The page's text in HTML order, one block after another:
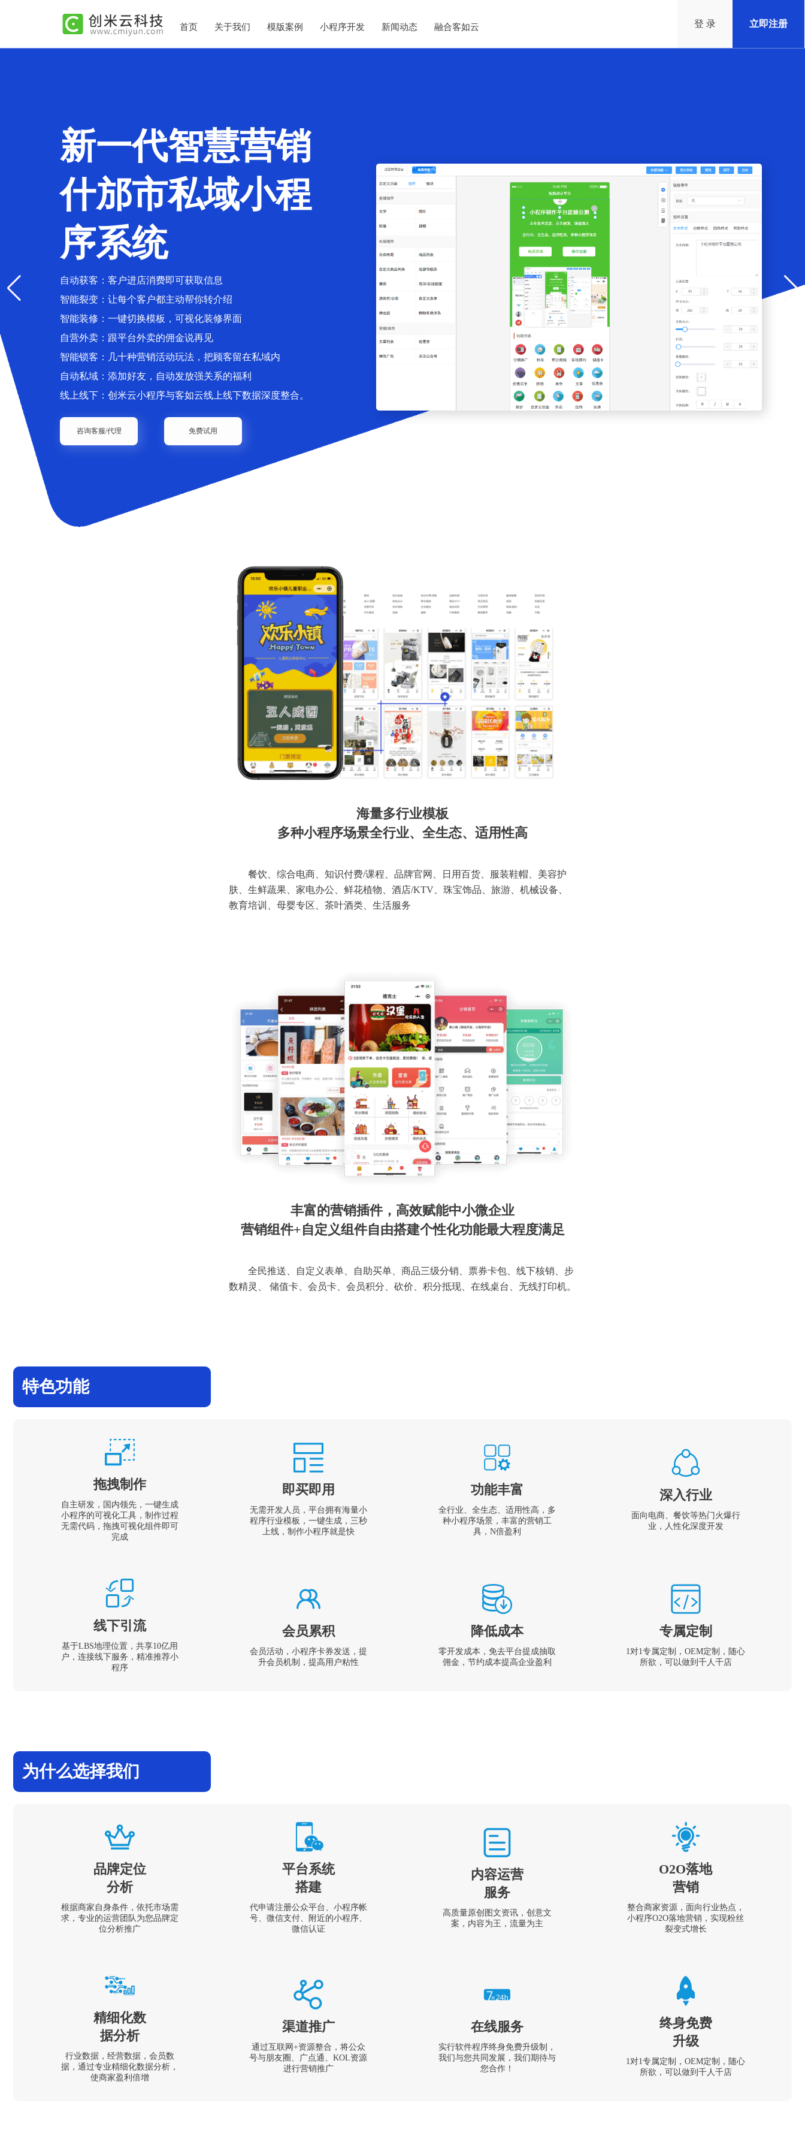
首页 关于我们 模版案例 小程序开发 新闻动态 融合客如云 登 录 立即注册
新一代智慧营销
什邡市私域小程
序系统
自动获客：客户进店消费即可获取信息
智能裂变：让每个客户都主动帮你转介绍
智能装修：一键切换模板，可视化装修界面
自营外卖：跟平台外卖的佣金说再见
智能锁客：几十种营销活动玩法，把顾客留在私域内
自动私域：添加好友，自动发放强关系的福利
线上线下：创米云小程序与客如云线上线下数据深度整合。
咨询客服/代理 免费试用
海量多行业模板
多种小程序场景全行业、全生态、适用性高
餐饮、综合电商、知识付费/课程、品牌官网、日用百货、服装鞋帽、美容护
肤、生鲜蔬果、家电办公、鲜花植物、酒店/KTV、珠宝饰品、旅游、机械设备、
教育培训、母婴专区、茶叶酒类、生活服务
丰富的营销插件，高效赋能中小微企业
营销组件+自定义组件自由搭建个性化功能最大程度满足
全民推送、自定义表单、自助买单、商品三级分销、票券卡包、线下核销、步
数精灵、 储值卡、会员卡、会员积分、砍价、积分抵现、在线桌台、无线打印机。
特色功能
拖拽制作
自主研发，国内领先，一键生成
小程序的可视化工具，制作过程
无需代码，拖拽可视化组件即可
完成
即买即用
无需开发人员，平台拥有海量小
程序行业模板，一键生成，三秒
上线，制作小程序就是快
功能丰富
全行业、全生态、适用性高，多
种小程序场景，丰富的营销工
具，N倍盈利
深入行业
面向电商、餐饮等热门火爆行
业，人性化深度开发
线下引流
基于LBS地理位置，共享10亿用
户，连接线下服务，精准推荐小
程序
会员累积
会员活动，小程序卡券发送，提
升会员机制，提高用户粘性
降低成本
零开发成本，免去平台提成抽取
佣金，节约成本提高企业盈利
专属定制
1对1专属定制，OEM定制，随心
所欲，可以做到千人千店
为什么选择我们
品牌定位
分析
根据商家自身条件，依托市场需
求，专业的运营团队为您品牌定
位分析推广
平台系统
搭建
代申请注册公众平台、小程序帐
号、微信支付、附近的小程序、
微信认证
内容运营
服务
高质量原创图文资讯，创意文
案，内容为王，流量为主
O2O落地
营销
整合商家资源，面向行业热点，
小程序O2O落地营销，实现粉丝
裂变式增长
精细化数
据分析
行业数据，经营数据，会员数
据，通过专业精细化数据分析，
使商家盈利倍增
渠道推广
通过互联网+资源整合，将公众
号与朋友圈、广点通、KOL资源
进行营销推广
在线服务
实行软件程序终身免费升级制，
我们与您共同发展，我们期待与
您合作！
终身免费
升级
1对1专属定制，OEM定制，随心
所欲，可以做到千人千店